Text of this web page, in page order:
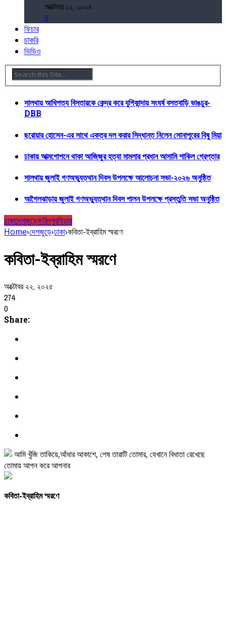
অক্টোবর ১১, ২০২৪
0
ফিচার
চাকরি
ভিডিও
সালথায় আধিপত্য বিস্তারকে কেন্দ্র করে যুগিকান্দায় সংঘর্ষ বসতবাড়ি ভাঙচুর-
DBB
ছরোয়ার হোসেন-এর সাথে একত্র দল করার সিদ্ধান্ত নিলেন সোনাপুরের বিষু মিয়া
ঢাকায় আত্মগোপনে থাকা আজিজুর হত্যা মামলার প্রধান আসামি শাকিল গ্রেপ্তার
সালথায় জুলাই গণঅভ্যুত্থান দিবস উপলক্ষে আলোচনা সভা-২০২৬ অনুষ্ঠিত
আগৈলঝাড়ায় জুলাই গণঅভ্যুত্থান দিবস পালন উপলক্ষে প্রস্তুতি সভা অনুষ্ঠিত
ঢাকাদেশজুড়েফরিদপুরফিচার
Home›দেশজুড়ে›ঢাকা›কবিতা-ইব্রাহিম স্মরণে
কবিতা-ইব্রাহিম স্মরণে
অক্টোবর ২২, ২০২৫
274
0
Share:
কবিতা-ইব্রাহিমস্মরণে